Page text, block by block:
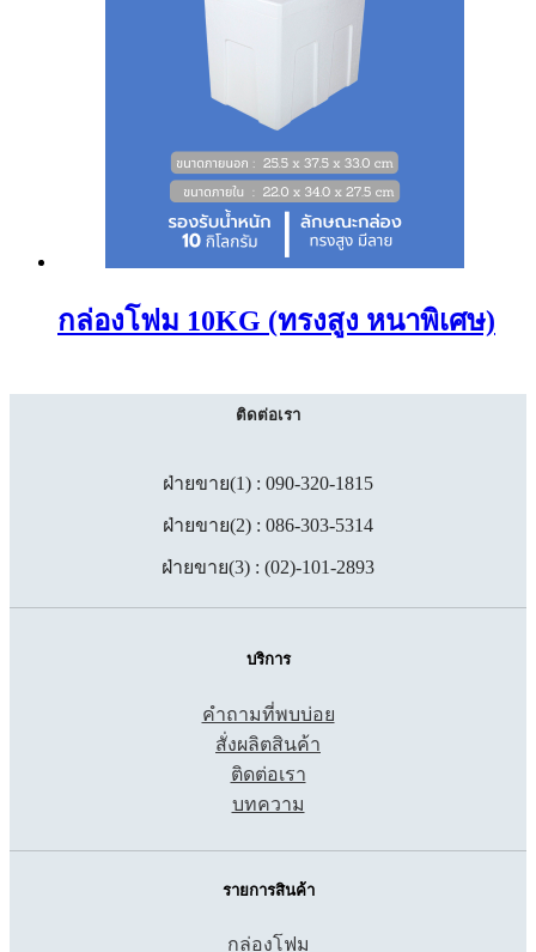
กล่องโฟม 10KG (ทรงสูง หนาพิเศษ)
ติดต่อเรา
ฝ่ายขาย(1) : 090-320-1815
ฝ่ายขาย(2) : 086-303-5314
ฝ่ายขาย(3) : (02)-101-2893
บริการ
คำถามที่พบบ่อย
สั่งผลิตสินค้า
ติดต่อเรา
บทความ
รายการสินค้า
กล่องโฟม